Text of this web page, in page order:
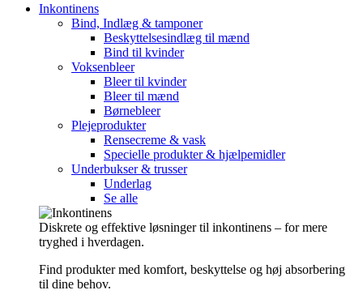
Inkontinens
Bind, Indlæg & tamponer
Beskyttelsesindlæg til mænd
Bind til kvinder
Voksenbleer
Bleer til kvinder
Bleer til mænd
Børnebleer
Plejeprodukter
Rensecreme & vask
Specielle produkter & hjælpemidler
Underbukser & trusser
Underlag
Se alle
Diskrete og effektive løsninger til inkontinens – for mere
tryghed i hverdagen.
Find produkter med komfort, beskyttelse og høj absorbering
til dine behov.